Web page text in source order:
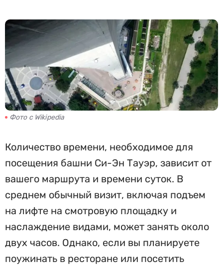
Фото с Wikipedia
Количество времени, необходимое для
посещения башни Си-Эн Тауэр, зависит от
вашего маршрута и времени суток. В
среднем обычный визит, включая подъем
на лифте на смотровую площадку и
наслаждение видами, может занять около
двух часов. Однако, если вы планируете
поужинать в ресторане или посетить